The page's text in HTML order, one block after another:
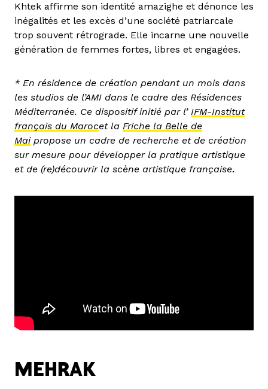
Khtek affirme son identité amazighe et dénonce les
inégalités et les excès d’une société patriarcale
trop souvent rétrograde. Elle incarne une nouvelle
génération de femmes fortes, libres et engagées.
* En résidence de création pendant un mois dans
les studios de l’AMI dans le cadre des Résidences
Méditerranée. Ce dispositif initié par l’ IFM-Institut
français du Marocet la Friche la Belle de
Maipropose un cadre de recherche et de création
sur mesure pour développer la pratique artistique
et de (re)découvrir la scène artistique française.
MEHRAK